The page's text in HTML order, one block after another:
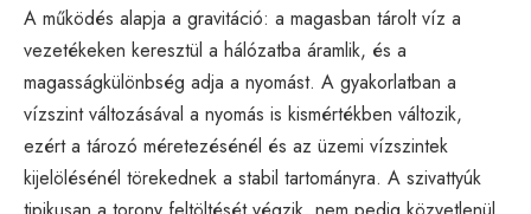
A működés alapja a gravitáció: a magasban tárolt víz a
vezetékeken keresztül a hálózatba áramlik, és a
magasságkülönbség adja a nyomást. A gyakorlatban a
vízszint változásával a nyomás is kismértékben változik,
ezért a tározó méretezésénél és az üzemi vízszintek
kijelölésénél törekednek a stabil tartományra. A szivattyúk